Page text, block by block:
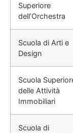
Superiore
dell’Orchestra
Scuola di Arti e
Design
Scuola
delle Attività
Immobiliari
Scuola di